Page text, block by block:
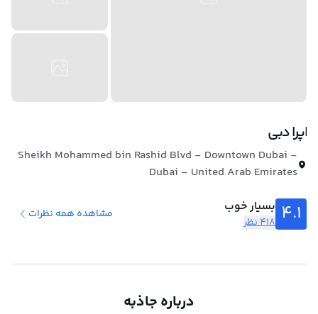
اپرا دبی
Sheikh Mohammed bin Rashid Blvd - Downtown Dubai -
Dubai - United Arab Emirates
4.1 بسیار خوب
418 نظر
مشاهده همه نظرات
درباره جاذبه